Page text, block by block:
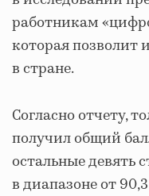
работникам
которая позволит
в стране.
Согласно отчету,
получил общий
остальные девять
в диапазоне от